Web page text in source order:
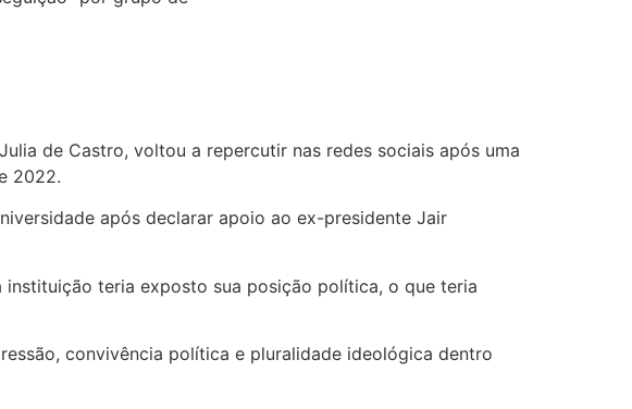
de Castro, voltou a repercutir nas redes sociais após uma
2022.
após declarar apoio ao ex-presidente Jair
teria exposto sua posição política, o que teria
convivência política e pluralidade ideológica dentro